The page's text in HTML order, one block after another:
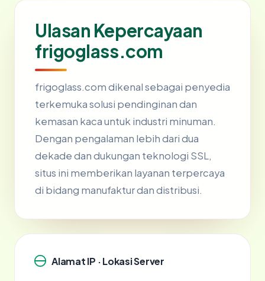
Ulasan Kepercayaan
frigoglass.com
frigoglass.com dikenal sebagai penyedia
terkemuka solusi pendinginan dan
kemasan kaca untuk industri minuman.
Dengan pengalaman lebih dari dua
dekade dan dukungan teknologi SSL,
situs ini memberikan layanan terpercaya
di bidang manufaktur dan distribusi.
Alamat IP · Lokasi Server